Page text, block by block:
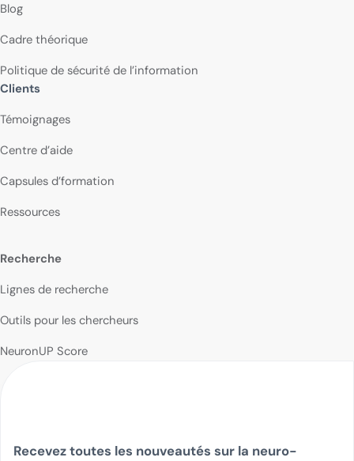
Blog
Cadre théorique
Politique de sécurité de l’information
Clients
Témoignages
Centre d’aide
Capsules d’formation
Ressources
Recherche
Lignes de recherche
Outils pour les chercheurs
NeuronUP Score
Recevez toutes les nouveautés sur la neuro-